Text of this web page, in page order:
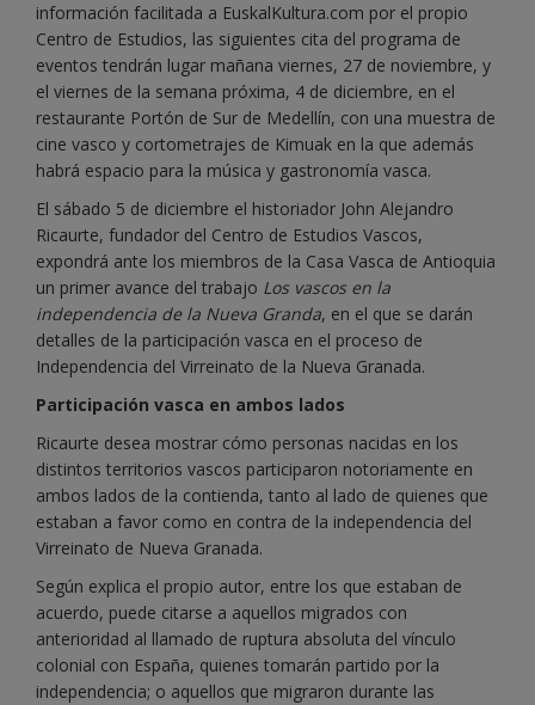
información facilitada a EuskalKultura.com por el propio
Centro de Estudios, las siguientes cita del programa de
eventos tendrán lugar mañana viernes, 27 de noviembre, y
el viernes de la semana próxima, 4 de diciembre, en el
restaurante Portón de Sur de Medellín, con una muestra de
cine vasco y cortometrajes de Kimuak en la que además
habrá espacio para la música y gastronomía vasca.
El sábado 5 de diciembre el historiador John Alejandro
Ricaurte, fundador del Centro de Estudios Vascos,
expondrá ante los miembros de la Casa Vasca de Antioquia
un primer avance del trabajo Los vascos en la
independencia de la Nueva Granda, en el que se darán
detalles de la participación vasca en el proceso de
Independencia del Virreinato de la Nueva Granada.
Participación vasca en ambos lados
Ricaurte desea mostrar cómo personas nacidas en los
distintos territorios vascos participaron notoriamente en
ambos lados de la contienda, tanto al lado de quienes que
estaban a favor como en contra de la independencia del
Virreinato de Nueva Granada.
Según explica el propio autor, entre los que estaban de
acuerdo, puede citarse a aquellos migrados con
anterioridad al llamado de ruptura absoluta del vínculo
colonial con España, quienes tomarán partido por la
independencia; o aquellos que migraron durante las